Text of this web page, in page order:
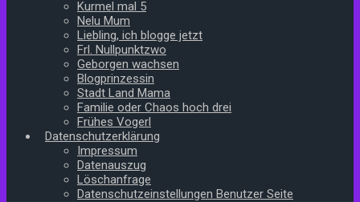
Kurmel mal 5
Nelu Mum
Liebling, ich blogge jetzt
Frl. Nullpunktzwo
Geborgen wachsen
Blogprinzessin
Stadt Land Mama
Familie oder Chaos hoch drei
Frühes Vogerl
Datenschutzerklärung
Impressum
Datenauszug
Löschanfrage
Datenschutzeinstellungen Benutzer Seite